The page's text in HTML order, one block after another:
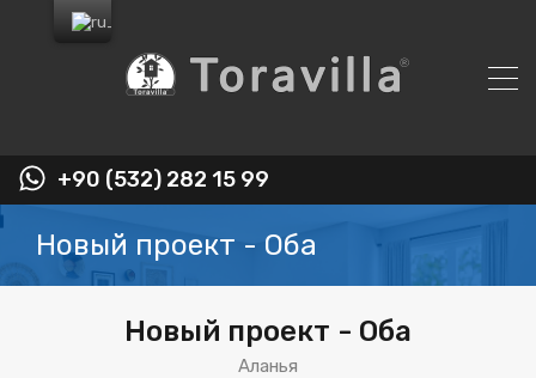
+90 (532) 282 15 99
Новый проект - Оба
Новый проект - Оба
Аланья